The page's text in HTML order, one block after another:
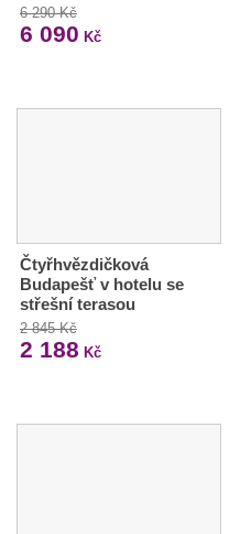
6 290 Kč
6 090 Kč
Čtyřhvězdičková
Budapešť v hotelu se
střešní terasou
2 845 Kč
2 188 Kč